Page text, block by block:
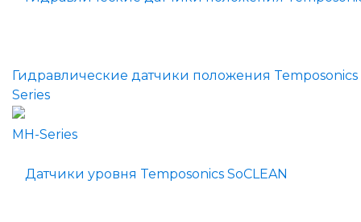
Гидравлические датчики положения Temposonics
Series